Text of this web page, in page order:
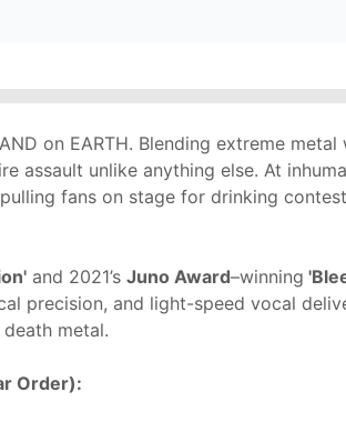
on EARTH. Blending extreme
assault unlike anything else. At
fans on stage for drinking
and 2021’s Juno Award–winning
precision, and light-speed vocal
metal.
Order):